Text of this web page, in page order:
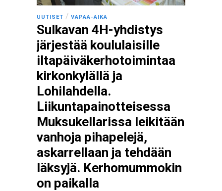
UUTISET / VAPAA-AIKA
Sulkavan 4H-yhdistys
järjestää koululaisille
iltapäiväkerhotoimintaa
kirkonkylällä ja
Lohilahdella.
Liikuntapainotteisessa
Muksukellarissa leikitään
vanhoja pihapelejä,
askarrellaan ja tehdään
läksyjä. Kerhomummokin
on paikalla